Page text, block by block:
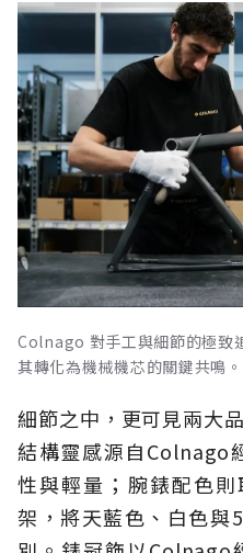
Colnago 對手工與細節的極致
其轉化為機械機芯的關鍵共鳴。
細節之中，更可見兩大
結構靈感源自Colnago
性與輕量；腕錶配色
架，將天藍色、白色與